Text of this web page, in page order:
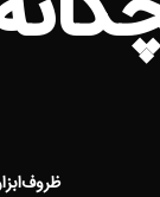
ظروف